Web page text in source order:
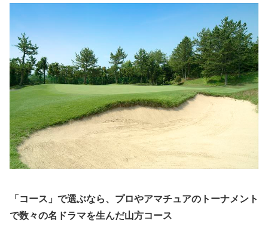
「コース」で選ぶなら、プロやアマチュアのトーナメント
で数々の名ドラマを生んだ山方コース